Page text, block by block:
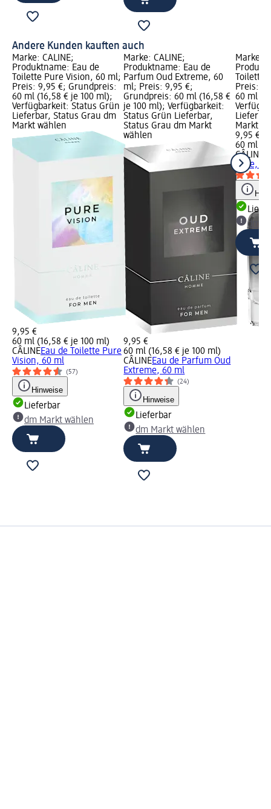
Andere Kunden kauften auch
Marke: CÂLINE;
Produktname: Eau de
Toilette Pure Vision, 60 ml;
Preis: 9,95 €; Grundpreis:
60 ml (16,58 € je 100 ml);
Verfügbarkeit: Status Grün
Lieferbar, Status Grau dm
Markt wählen
9,95 €
60 ml (16,58 € je 100 ml)
CÂLINEEau de Toilette Pure
Vision, 60 ml
(57)
Hinweise
Lieferbar
dm Markt wählen
Marke: CÂLINE;
Produktname: Eau de
Parfum Oud Extreme, 60
ml; Preis: 9,95 €;
Grundpreis: 60 ml (16,58 €
je 100 ml); Verfügbarkeit:
Status Grün Lieferbar,
Status Grau dm Markt
wählen
9,95 €
60 ml (16,58 € je 100 ml)
CÂLINEEau de Parfum Oud
Extreme, 60 ml
(24)
Hinweise
Lieferbar
dm Markt wählen
Marke:
Toilette
Preis:
60 ml
Markt
9,95 €
60 ml
CÂLINE
Pure,
dm